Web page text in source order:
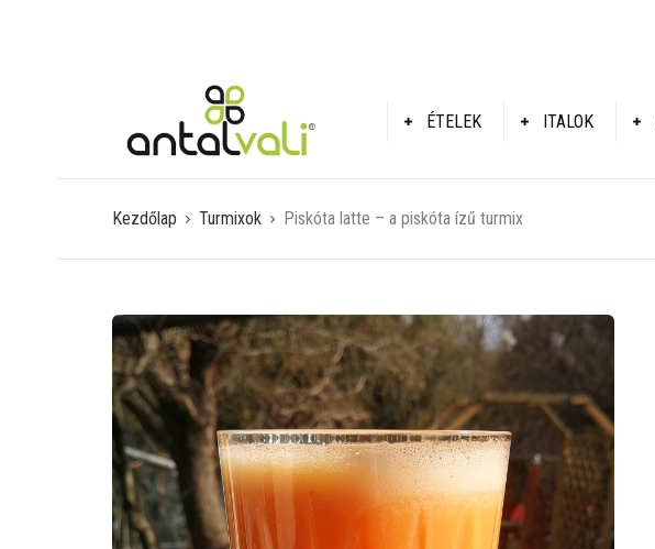
ÉTELEK ITALOK
Kezdőlap Turmixok Piskóta latte – a piskóta ízű turmix